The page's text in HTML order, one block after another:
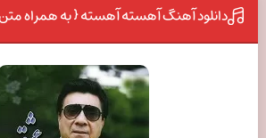
دانلود آهنگ آهسته آهسته { به همراه